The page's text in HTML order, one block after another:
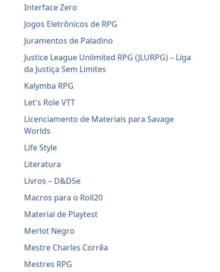
Interface Zero
Jogos Eletrônicos de RPG
Juramentos de Paladino
Justice League Unlimited RPG (JLURPG) – Liga
da Justiça Sem Limites
Kalymba RPG
Let's Role VTT
Licenciamento de Materiais para Savage
Worlds
Life Style
Literatura
Livros – D&D5e
Macros para o Roll20
Material de Playtest
Merlot Negro
Mestre Charles Corrêa
Mestres RPG